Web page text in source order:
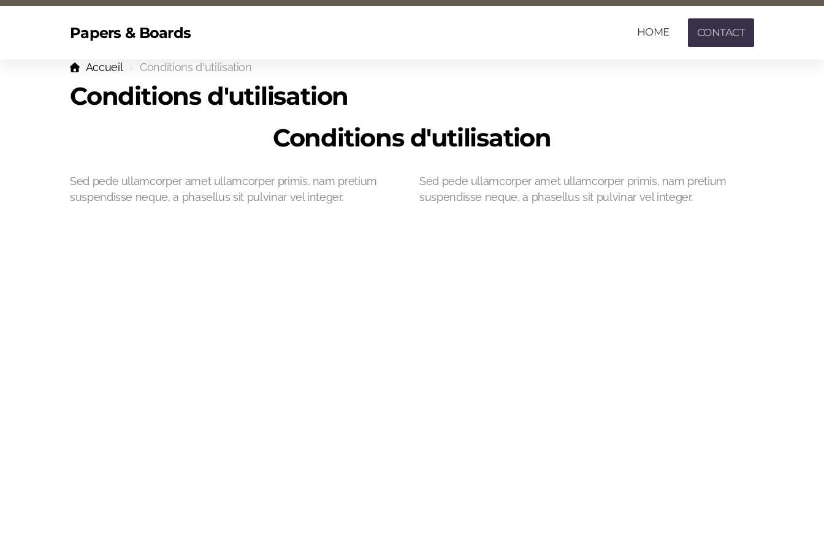
Papers & Boards HOME CONTACT
Accueil Conditions d'utilisation
Conditions d'utilisation
Conditions d'utilisation
Sed pede ullamcorper amet ullamcorper primis, nam pretium
suspendisse neque, a phasellus sit pulvinar vel integer.
Sed pede ullamcorper amet ullamcorper primis, nam pretium
suspendisse neque, a phasellus sit pulvinar vel integer.